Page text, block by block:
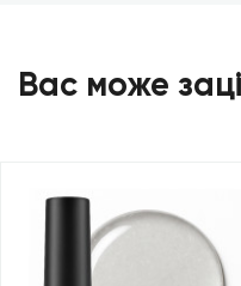
Вас може